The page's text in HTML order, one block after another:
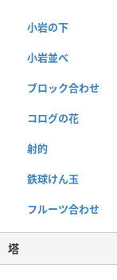
小岩の下
小岩並べ
ブロック合わせ
コログの花
射的
鉄球けん玉
フルーツ合わせ
塔